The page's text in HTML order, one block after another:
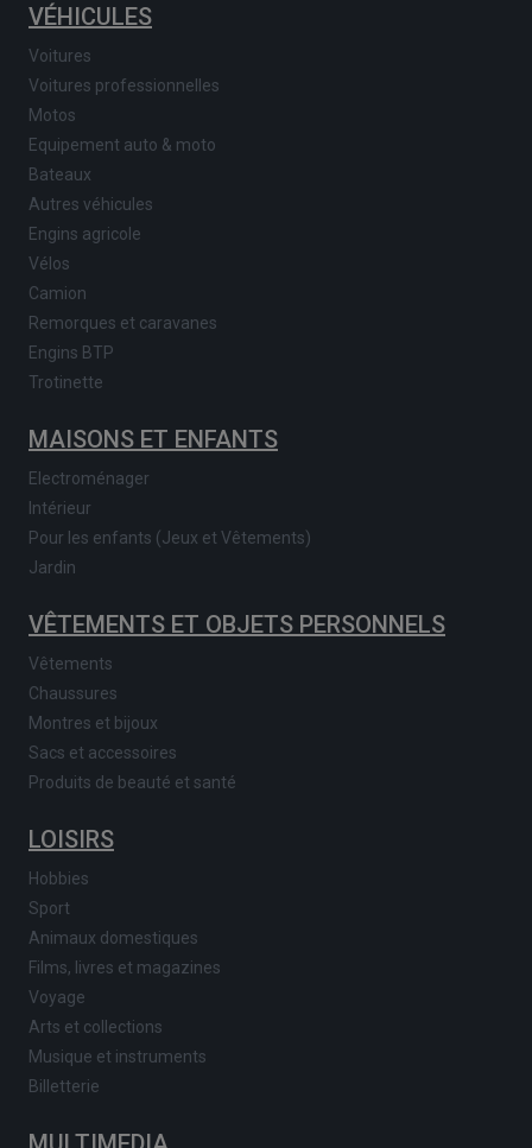
VÉHICULES
Voitures
Voitures professionnelles
Motos
Equipement auto & moto
Bateaux
Autres véhicules
Engins agricole
Vélos
Camion
Remorques et caravanes
Engins BTP
Trotinette
MAISONS ET ENFANTS
Electroménager
Intérieur
Pour les enfants (Jeux et Vêtements)
Jardin
VÊTEMENTS ET OBJETS PERSONNELS
Vêtements
Chaussures
Montres et bijoux
Sacs et accessoires
Produits de beauté et santé
LOISIRS
Hobbies
Sport
Animaux domestiques
Films, livres et magazines
Voyage
Arts et collections
Musique et instruments
Billetterie